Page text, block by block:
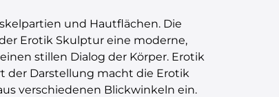
und Hautflächen. Die
Erotik Skulptur eine moderne,
stillen Dialog der Körper. Erotik
der Darstellung macht die Erotik
verschiedenen Blickwinkeln ein.